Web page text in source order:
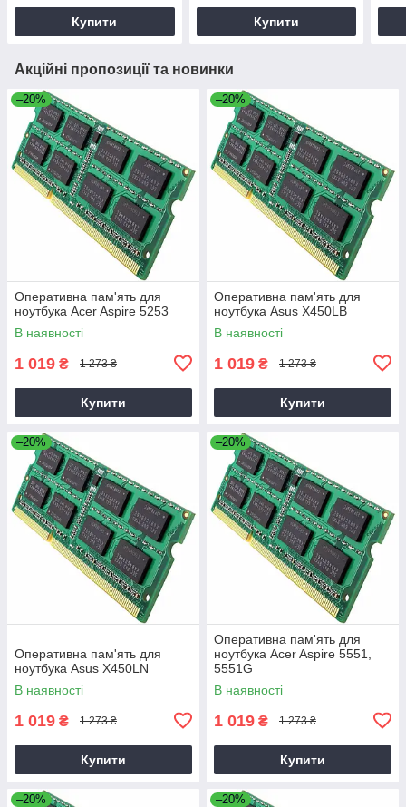
Купити Купити
Акційні пропозиції та новинки
–20%
Оперативна пам'ять для
ноутбука Acer Aspire 5253
В наявності
1 019 ₴ 1 273 ₴
Купити
–20%
Оперативна пам'ять для
ноутбука Asus X450LB
В наявності
1 019 ₴ 1 273 ₴
Купити
–20%
Оперативна пам'ять для
ноутбука Asus X450LN
В наявності
1 019 ₴ 1 273 ₴
Купити
–20%
Оперативна пам'ять для
ноутбука Acer Aspire 5551,
5551G
В наявності
1 019 ₴ 1 273 ₴
Купити
–20% –20%